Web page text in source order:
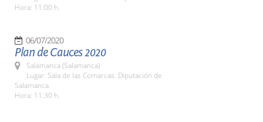
Hora: 11:00 h.
06/07/2020
Plan de Cauces 2020
Salamanca (Salamanca)
Lugar: Sala de las Comarcas. Diputación de
Salamanca
Hora: 11:30 h.